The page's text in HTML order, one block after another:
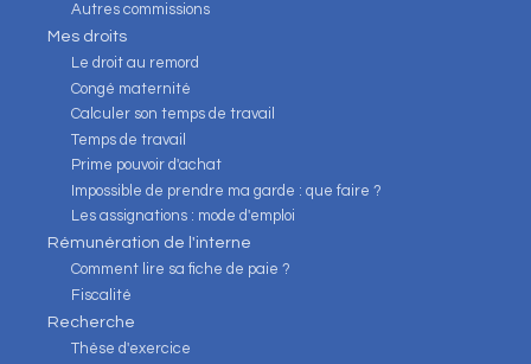
Autres commissions
Mes droits
Le droit au remord
Congé maternité
Calculer son temps de travail
Temps de travail
Prime pouvoir d'achat
Impossible de prendre ma garde : que faire ?
Les assignations : mode d'emploi
Rémunération de l'interne
Comment lire sa fiche de paie ?
Fiscalité
Recherche
Thèse d'exercice